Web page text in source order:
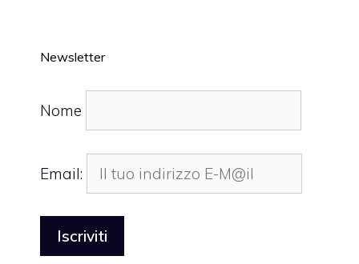
Newsletter
Nome
Email: